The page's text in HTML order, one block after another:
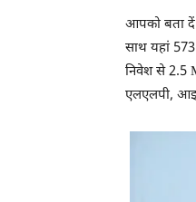
आपको बता दें
साथ यहां
निवेश से 2.5
एलएलपी,